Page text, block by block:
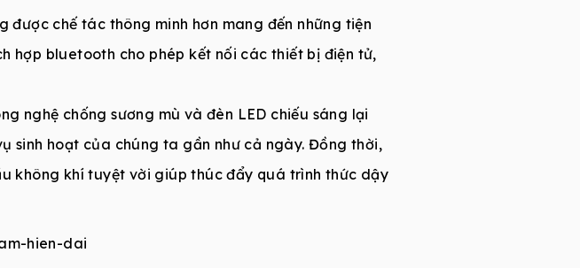
được chế tác thông minh hơn mang đến những tiện
hợp bluetooth cho phép kết nối các thiết bị điện tử,
nghệ chống sương mù và đèn LED chiếu sáng lại
sinh hoạt của chúng ta gần như cả ngày. Đồng thời,
không khí tuyệt vời giúp thúc đẩy quá trình thức dậy